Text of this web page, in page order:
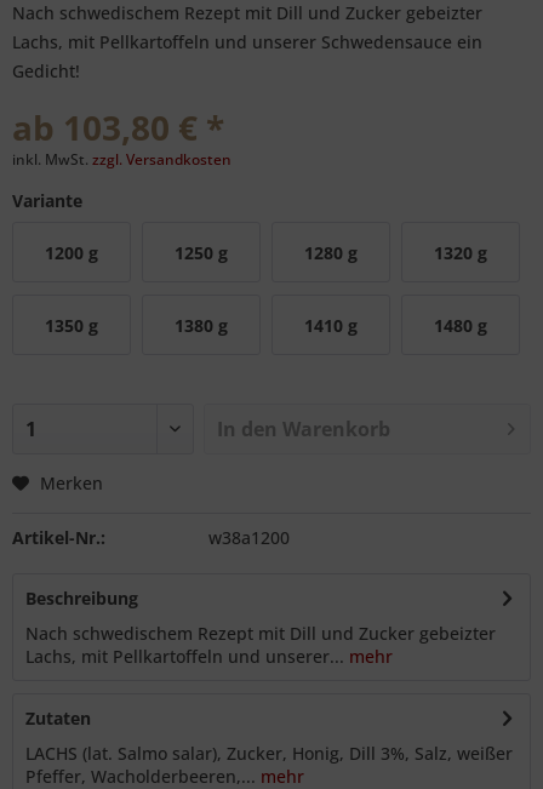
Nach schwedischem Rezept mit Dill und Zucker gebeizter
Lachs, mit Pellkartoffeln und unserer Schwedensauce ein
Gedicht!
ab 103,80 € *
inkl. MwSt. zzgl. Versandkosten
Variante
1200 g 1250 g 1280 g 1320 g
1350 g 1380 g 1410 g 1480 g
In den Warenkorb
Merken
Artikel-Nr.: w38a1200
Beschreibung
Nach schwedischem Rezept mit Dill und Zucker gebeizter
Lachs, mit Pellkartoffeln und unserer... mehr
Zutaten
LACHS (lat. Salmo salar), Zucker, Honig, Dill 3%, Salz, weißer
Pfeffer, Wacholderbeeren,... mehr